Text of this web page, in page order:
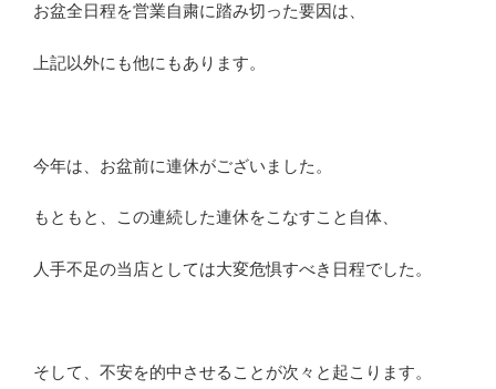
お盆全日程を営業自粛に踏み切った要因は、
上記以外にも他にもあります。
今年は、お盆前に連休がございました。
もともと、この連続した連休をこなすこと自体、
人手不足の当店としては大変危惧すべき日程でした。
そして、不安を的中させることが次々と起こります。